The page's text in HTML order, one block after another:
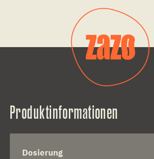
Produktinformationen
Dosierung